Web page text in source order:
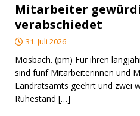
Mitarbeiter
verabschiedet
31. Juli 2026
Mosbach. (pm) Für ihren
sind fünf Mitarbeiterinnen und
Landratsamts geehrt und zwei
Ruhestand[…]